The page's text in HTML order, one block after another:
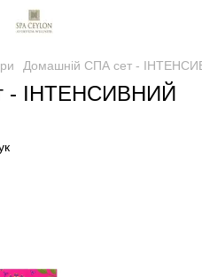
Домашній СПА сет -
- ІНТЕНСИВНИЙ